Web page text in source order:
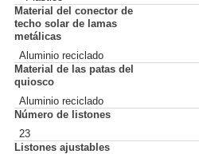
Material del conector de
techo solar de lamas
metálicas
Aluminio reciclado
Material de las patas del
quiosco
Aluminio reciclado
Número de listones
23
Listones ajustables